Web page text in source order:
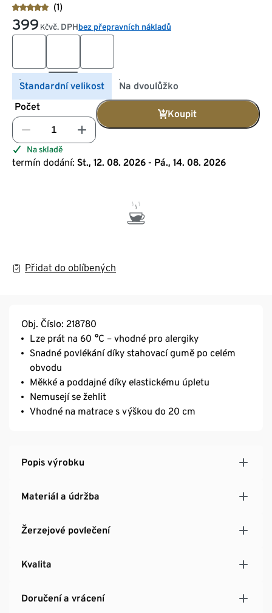
(1)
399 Kčvč. DPHbez přepravních nákladů
Standardní velikost
Na dvoulůžko
Počet
Koupit
Na skladě
termín dodání: St., 12. 08. 2026 - Pá., 14. 08. 2026
Přidat do oblíbených
Obj. Číslo: 218780
Lze prát na 60 °C – vhodné pro alergiky
Snadné povlékání díky stahovací gumě po celém
obvodu
Měkké a poddajné díky elastickému úpletu
Nemusejí se žehlit
Vhodné na matrace s výškou do 20 cm
Popis výrobku
Materiál a údržba
Žerzejové povlečení
Kvalita
Doručení a vrácení